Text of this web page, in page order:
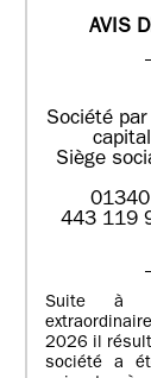
AVIS
Société
Siège
01340
443 119
Suite à
2026 il
société a